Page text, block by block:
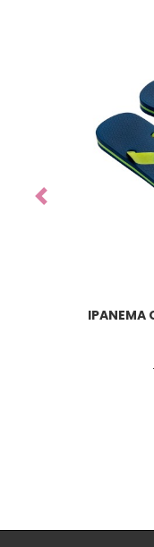
IPANEMA
Previous